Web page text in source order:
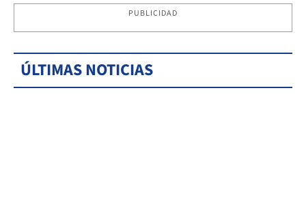
PUBLICIDAD
ÚLTIMAS NOTICIAS